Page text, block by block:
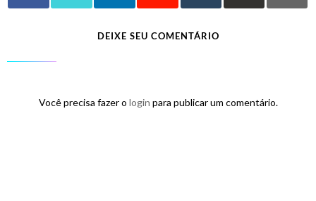
DEIXE SEU COMENTÁRIO
Você precisa fazer o login para publicar um comentário.